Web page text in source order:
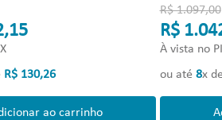
R$ 130,26
ao carrinho
R$ 1.097,00
R$
À vista no
ou até 8x de